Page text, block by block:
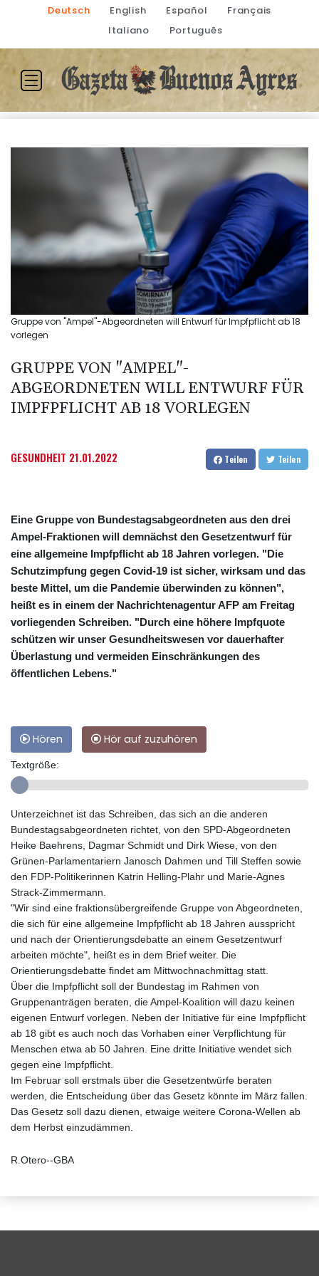
Deutsch English Español
Français
Italiano
Português
Gruppe von "Ampel"-Abgeordneten will Entwurf für Impfpflicht ab 18
vorlegen
GRUPPE VON "AMPEL"-
ABGEORDNETEN WILL ENTWURF FÜR
IMPFPFLICHT AB 18 VORLEGEN
GESUNDHEIT 21.01.2022 Teilen Teilen
Eine Gruppe von Bundestagsabgeordneten aus den drei
Ampel-Fraktionen will demnächst den Gesetzentwurf für
eine allgemeine Impfpflicht ab 18 Jahren vorlegen. "Die
Schutzimpfung gegen Covid-19 ist sicher, wirksam und das
beste Mittel, um die Pandemie überwinden zu können",
heißt es in einem der Nachrichtenagentur AFP am Freitag
vorliegenden Schreiben. "Durch eine höhere Impfquote
schützen wir unser Gesundheitswesen vor dauerhafter
Überlastung und vermeiden Einschränkungen des
öffentlichen Lebens."
Hören Hör auf zuzuhören
Textgröße:
Unterzeichnet ist das Schreiben, das sich an die anderen
Bundestagsabgeordneten richtet, von den SPD-Abgeordneten
Heike Baehrens, Dagmar Schmidt und Dirk Wiese, von den
Grünen-Parlamentariern Janosch Dahmen und Till Steffen sowie
den FDP-Politikerinnen Katrin Helling-Plahr und Marie-Agnes
Strack-Zimmermann.
"Wir sind eine fraktionsübergreifende Gruppe von Abgeordneten,
die sich für eine allgemeine Impfpflicht ab 18 Jahren ausspricht
und nach der Orientierungsdebatte an einem Gesetzentwurf
arbeiten möchte", heißt es in dem Brief weiter. Die
Orientierungsdebatte findet am Mittwochnachmittag statt.
Über die Impfpflicht soll der Bundestag im Rahmen von
Gruppenanträgen beraten, die Ampel-Koalition will dazu keinen
eigenen Entwurf vorlegen. Neben der Initiative für eine Impfpflicht
ab 18 gibt es auch noch das Vorhaben einer Verpflichtung für
Menschen etwa ab 50 Jahren. Eine dritte Initiative wendet sich
gegen eine Impfpflicht.
Im Februar soll erstmals über die Gesetzentwürfe beraten
werden, die Entscheidung über das Gesetz könnte im März fallen.
Das Gesetz soll dazu dienen, etwaige weitere Corona-Wellen ab
dem Herbst einzudämmen.
R.Otero--GBA